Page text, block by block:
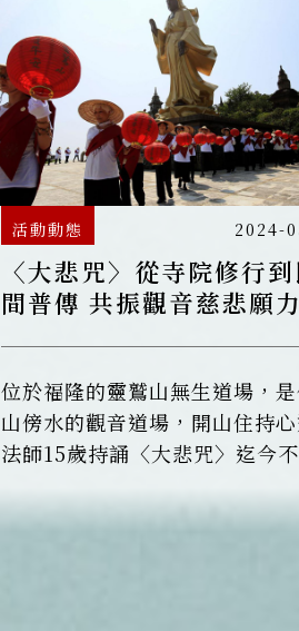
活動動態 2024-
〈大悲咒〉從寺院修行到
間普傳 共振觀音慈悲願力
位於福隆的靈鷲山無生道場，
山傍水的觀音道場，開山住持
法師15歲持誦〈大悲咒〉迄今
透過多元方式推廣〈大悲咒〉